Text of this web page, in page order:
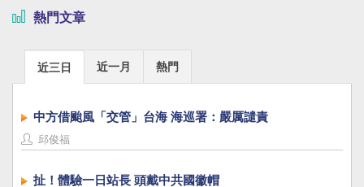
熱門文章
近三日 近一月 熱門
中方借颱風「交管」台海 海巡署：嚴厲譴責
邱俊福
扯！體驗一日站長 頭戴中共國徽帽